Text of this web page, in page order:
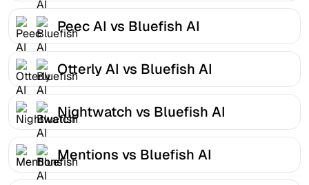
Peec AI vs Bluefish AI
Otterly AI vs Bluefish AI
Nightwatch vs Bluefish AI
Mentions vs Bluefish AI